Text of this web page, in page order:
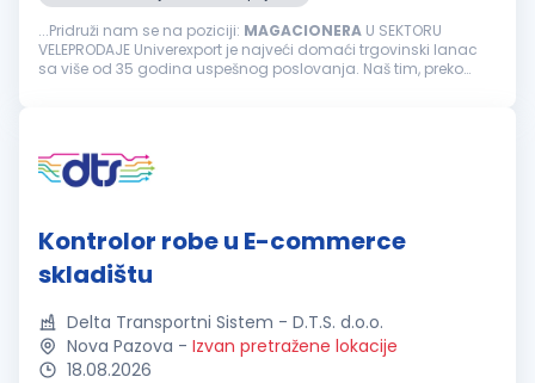
...Pridruži nam se na poziciji: MAGACIONERA U SEKTORU
VELEPRODAJE Univerexport je najveći domaći trgovinski lanac
sa više od 35 godina uspešnog poslovanja. Naš tim, preko
Kontrolor robe u E-commerce
skladištu
Delta Transportni Sistem - D.T.S. d.o.o.
Nova Pazova - Izvan pretražene lokacije
18.08.2026